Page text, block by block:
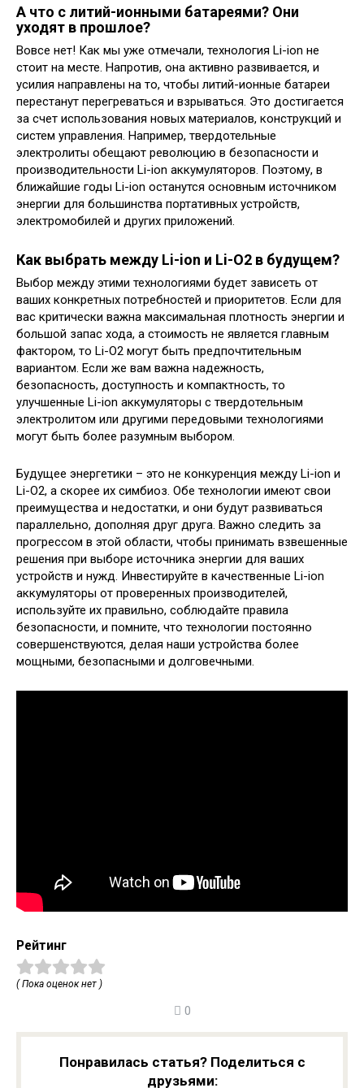
А что с литий-ионными батареями? Они
уходят в прошлое?
Вовсе нет! Как мы уже отмечали, технология Li-ion не
стоит на месте. Напротив, она активно развивается, и
усилия направлены на то, чтобы литий-ионные батареи
перестанут перегреваться и взрываться. Это достигается
за счет использования новых материалов, конструкций и
систем управления. Например, твердотельные
электролиты обещают революцию в безопасности и
производительности Li-ion аккумуляторов. Поэтому, в
ближайшие годы Li-ion останутся основным источником
энергии для большинства портативных устройств,
электромобилей и других приложений.
Как выбрать между Li-ion и Li-O2 в будущем?
Выбор между этими технологиями будет зависеть от
ваших конкретных потребностей и приоритетов. Если для
вас критически важна максимальная плотность энергии и
большой запас хода, а стоимость не является главным
фактором, то Li-O2 могут быть предпочтительным
вариантом. Если же вам важна надежность,
безопасность, доступность и компактность, то
улучшенные Li-ion аккумуляторы с твердотельным
электролитом или другими передовыми технологиями
могут быть более разумным выбором.
Будущее энергетики – это не конкуренция между Li-ion и
Li-O2, а скорее их симбиоз. Обе технологии имеют свои
преимущества и недостатки, и они будут развиваться
параллельно, дополняя друг друга. Важно следить за
прогрессом в этой области, чтобы принимать взвешенные
решения при выборе источника энергии для ваших
устройств и нужд. Инвестируйте в качественные Li-ion
аккумуляторы от проверенных производителей,
используйте их правильно, соблюдайте правила
безопасности, и помните, что технологии постоянно
совершенствуются, делая наши устройства более
мощными, безопасными и долговечными.
Рейтинг
( Пока оценок нет )
0
Понравилась статья? Поделиться с
друзьями: